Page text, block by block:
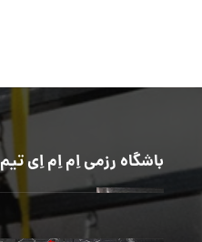
باشگاه رزمی اِم اِم اِی تیم